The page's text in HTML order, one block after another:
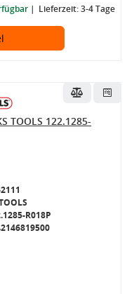
Lieferzeit: 3-4 Tage
TOOLS 122.1285-
R018P